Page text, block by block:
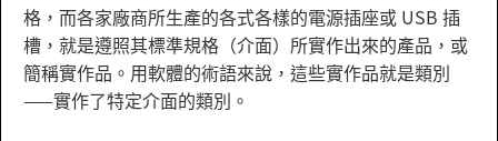
格，而各家廠商所生產的各式各樣的電源插座或 USB 插
槽，就是遵照其標準規格（介面）所實作出來的產品，或
簡稱實作品。用軟體的術語來說，這些實作品就是類別
——實作了特定介面的類別。